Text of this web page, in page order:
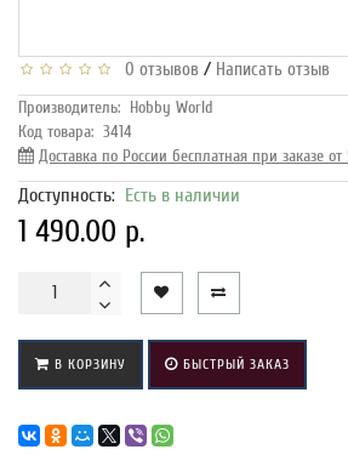
0 отзывов / Написать отзыв
Производитель: Hobby World
Код товара: 3414
Доставка по России бесплатная при заказе
Доступность: Есть в наличии
1 490.00 р.
В КОРЗИНУ БЫСТРЫЙ ЗАКАЗ